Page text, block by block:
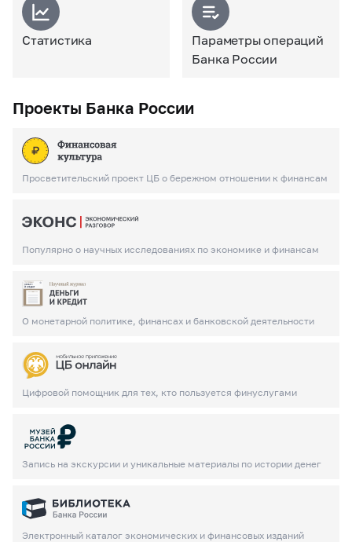
Статистика
Параметры операций
Банка России
Проекты Банка России
Просветительский проект ЦБ о бережном отношении к финансам
Популярно о научных исследованиях по экономике и финансам
О монетарной политике, финансах и банковской деятельности
Цифровой помощник для тех, кто пользуется финуслугами
Запись на экскурсии и уникальные материалы по истории денег
Электронный каталог экономических и финансовых изданий